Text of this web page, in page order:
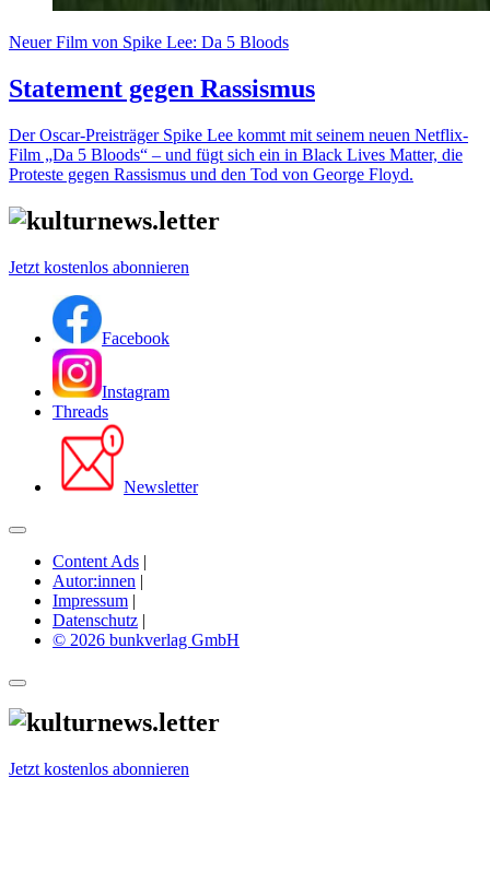
Neuer Film von Spike Lee: Da 5 Bloods
Statement gegen Rassismus
Der Oscar-Preisträger Spike Lee kommt mit seinem neuen Netflix-
Film „Da 5 Bloods“ – und fügt sich ein in Black Lives Matter, die
Proteste gegen Rassismus und den Tod von George Floyd.
Jetzt kostenlos abonnieren
Facebook
Instagram
Threads
Newsletter
Content Ads |
Autor:innen |
Impressum |
Datenschutz |
© 2026 bunkverlag GmbH
Jetzt kostenlos abonnieren